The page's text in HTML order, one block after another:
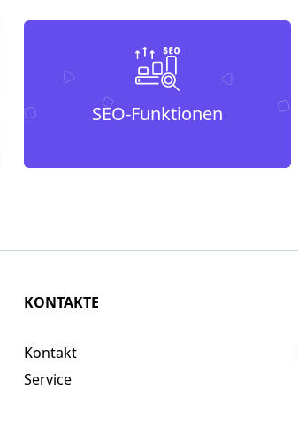
SEO-Funktionen
KONTAKTE
Kontakt
Service